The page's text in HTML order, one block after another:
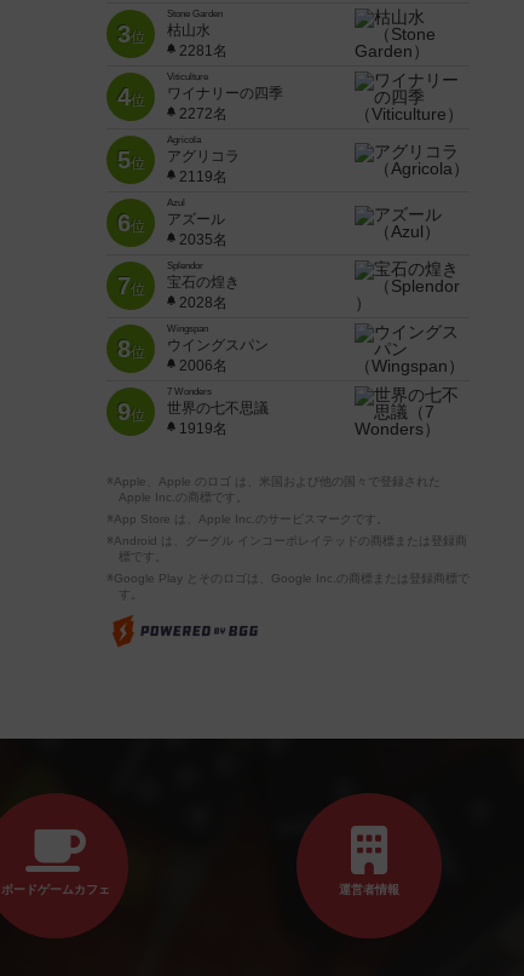
3位
Stone Garden
枯山水
2281名
4位
Viticulture
ワイナリーの四季
2272名
5位
Agricola
アグリコラ
2119名
6位
Azul
アズール
2035名
7位
Splendor
宝石の煌き
2028名
8位
Wingspan
ウイングスパン
2006名
9位
7 Wonders
世界の七不思議
1919名
※Apple、Apple のロゴ は、米国および他の国々で登録された
Apple Inc.の商標です。
※App Store は、Apple Inc.のサービスマークです。
※Android は、グーグル インコーポレイテッドの商標または登録商
標です。
※Google Play とそのロゴは、Google Inc.の商標または登録商標で
す。
ボードゲームカフェ 運営者情報